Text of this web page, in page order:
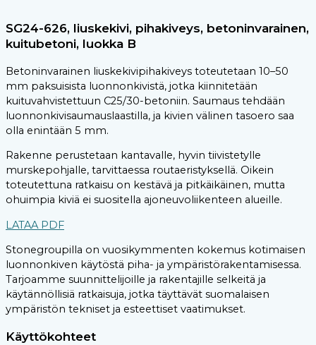
SG24-626, liuskekivi, pihakiveys, betoninvarainen,
kuitubetoni, luokka B
Betoninvarainen liuskekivipihakiveys toteutetaan 10–50
mm paksuisista luonnonkivistä, jotka kiinnitetään
kuituvahvistettuun C25/30-betoniin. Saumaus tehdään
luonnonkivisaumauslaastilla, ja kivien välinen tasoero saa
olla enintään 5 mm.
Rakenne perustetaan kantavalle, hyvin tiivistetylle
murskepohjalle, tarvittaessa routaeristyksellä. Oikein
toteutettuna ratkaisu on kestävä ja pitkäikäinen, mutta
ohuimpia kiviä ei suositella ajoneuvoliikenteen alueille.
LATAA PDF
Stonegroupilla on vuosikymmenten kokemus kotimaisen
luonnonkiven käytöstä piha- ja ympäristörakentamisessa.
Tarjoamme suunnittelijoille ja rakentajille selkeitä ja
käytännöllisiä ratkaisuja, jotka täyttävät suomalaisen
ympäristön tekniset ja esteettiset vaatimukset.
Käyttökohteet